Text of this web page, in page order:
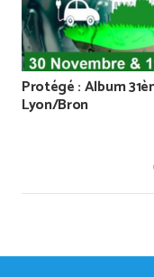
Protégé : Album
Lyon/Bron